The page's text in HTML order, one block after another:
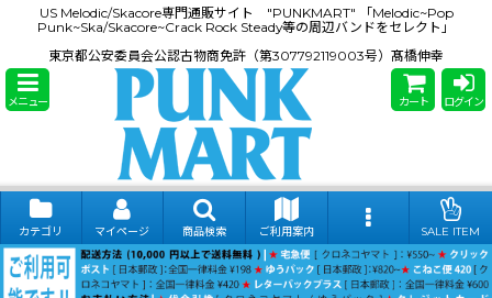
US Melodic/Skacore専門通販サイト "PUNKMART" 「Melodic~Pop
Punk~Ska/Skacore~Crack Rock Steady等の周辺バンドをセレクト」
東京都公安委員会公認古物商免許（第307792119003号）髙橋伸幸
メニュー カート ログイン
カテゴリ マイページ 商品検索 ご利用案内 SALE ITEM